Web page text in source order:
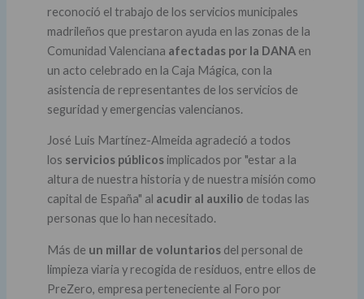
reconoció el trabajo de los servicios municipales
madrileños que prestaron ayuda en las zonas de la
Comunidad Valenciana afectadas por la DANAen
un acto celebrado en la Caja Mágica, con la
asistencia de representantes de los servicios de
seguridad y emergencias valencianos.
José Luis Martínez-Almeida agradeció a todos
los servicios públicosimplicados por "estar a la
altura de nuestra historia y de nuestra misión como
capital de España" al acudir al auxilio de todas las
personas que lo han necesitado.
Más de un millar de voluntariosdel personal de
limpieza viaria y recogida de residuos, entre ellos de
PreZero, empresa perteneciente al Foro por